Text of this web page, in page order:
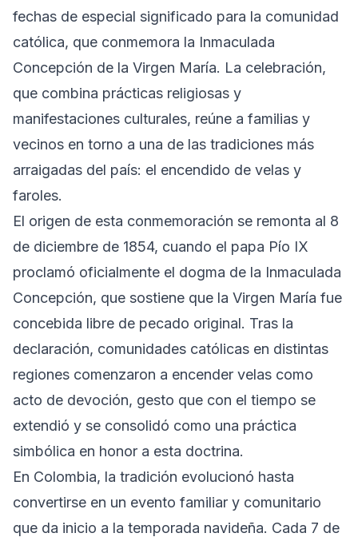
fechas de especial significado para la comunidad
católica, que conmemora la Inmaculada
Concepción de la Virgen María. La celebración,
que combina prácticas religiosas y
manifestaciones culturales, reúne a familias y
vecinos en torno a una de las tradiciones más
arraigadas del país: el encendido de velas y
faroles.
El origen de esta conmemoración se remonta al 8
de diciembre de 1854, cuando el papa Pío IX
proclamó oficialmente el dogma de la Inmaculada
Concepción, que sostiene que la Virgen María fue
concebida libre de pecado original. Tras la
declaración, comunidades católicas en distintas
regiones comenzaron a encender velas como
acto de devoción, gesto que con el tiempo se
extendió y se consolidó como una práctica
simbólica en honor a esta doctrina.
En Colombia, la tradición evolucionó hasta
convertirse en un evento familiar y comunitario
que da inicio a la temporada navideña. Cada 7 de